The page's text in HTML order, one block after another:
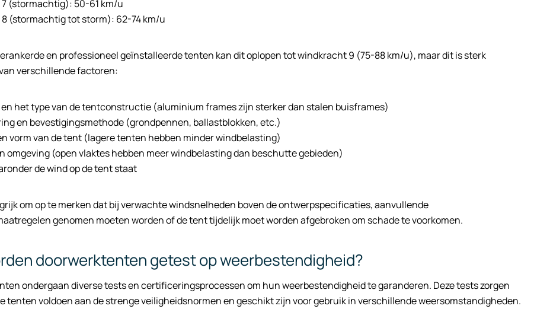
(stormachtig): 50-61 km/u
(stormachtig tot storm): 62-74 km/u
en professioneel geïnstalleerde tenten kan dit oplopen tot windkracht 9 (75-88 km/u), maar dit is sterk
verschillende factoren:
het type van de tentconstructie (aluminium frames zijn sterker dan stalen buisframes)
en bevestigingsmethode (grondpennen, ballastblokken, etc.)
vorm van de tent (lagere tenten hebben minder windbelasting)
omgeving (open vlaktes hebben meer windbelasting dan beschutte gebieden)
de wind op de tent staat
om op te merken dat bij verwachte windsnelheden boven de ontwerpspecificaties, aanvullende
genomen moeten worden of de tent tijdelijk moet worden afgebroken om schade te voorkomen.
doorwerktenten getest op weerbestendigheid?
ondergaan diverse tests en certificeringsprocessen om hun weerbestendigheid te garanderen. Deze tests zorgen
tenten voldoen aan de strenge veiligheidsnormen en geschikt zijn voor gebruik in verschillende weersomstandigheden.